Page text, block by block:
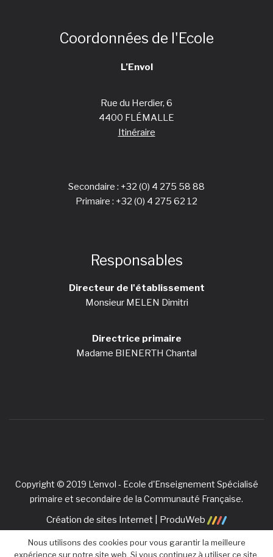
Coordonnées de l'Ecole
L’Envol
Rue du Herdier, 6
4400 FLÉMALLE
Itinéraire
Secondaire : +32 (0) 4 275 58 88
Primaire : +32 (0) 4 275 62 12
Responsables
Directeur de l'établissement
Monsieur MELEN Dimitri
Directrice primaire
Madame BIENERTH Chantal
Copyright © 2019 L'envol - Ecole d'Enseignement Spécialisé
primaire et secondaire de la Communauté Française.
Création de sites Internet | ProduWeb
Nous utilisons des cookies pour vous garantir la meilleure
expérience sur notre site web. Si vous continuez à utiliser ce site,